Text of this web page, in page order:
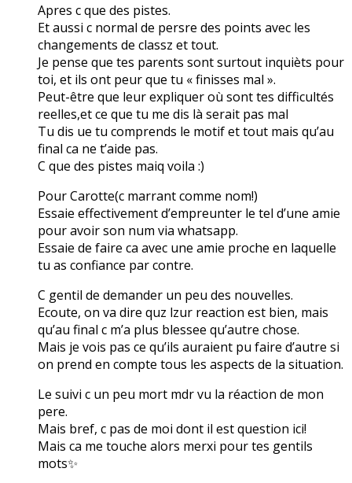
Apres c que des pistes.
Et aussi c normal de persre des points avec les
changements de classz et tout.
Je pense que tes parents sont surtout inquièts pour
toi, et ils ont peur que tu « finisses mal ».
Peut-être que leur expliquer où sont tes difficultés
reelles,et ce que tu me dis là serait pas mal
Tu dis ue tu comprends le motif et tout mais qu’au
final ca ne t’aide pas.
C que des pistes maiq voila :)
Pour Carotte(c marrant comme nom!)
Essaie effectivement d’empreunter le tel d’une amie
pour avoir son num via whatsapp.
Essaie de faire ca avec une amie proche en laquelle
tu as confiance par contre.
C gentil de demander un peu des nouvelles.
Ecoute, on va dire quz lzur reaction est bien, mais
qu’au final c m’a plus blessee qu’autre chose.
Mais je vois pas ce qu’ils auraient pu faire d’autre si
on prend en compte tous les aspects de la situation.
Le suivi c un peu mort mdr vu la réaction de mon
pere.
Mais bref, c pas de moi dont il est question ici!
Mais ca me touche alors merxi pour tes gentils
mots✨